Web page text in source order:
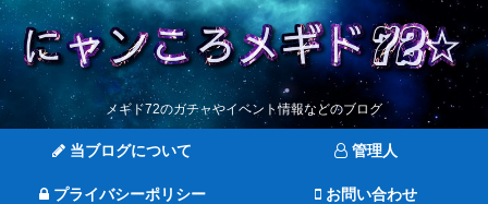
メギド72のガチャやイベント情報などのブログ
当ブログについて 管理人
プライバシーポリシー お問い合わせ